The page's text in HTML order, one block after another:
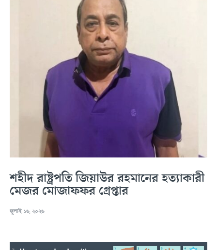
শহীদ রাষ্ট্রপতি জিয়াউর রহমানের হত্যাকারী
মেজর মোজাফফর গ্রেপ্তার
জুলাই ১৬, ২০২৬